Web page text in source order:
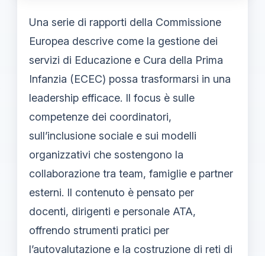
Una serie di rapporti della Commissione
Europea descrive come la gestione dei
servizi di Educazione e Cura della Prima
Infanzia (ECEC) possa trasformarsi in una
leadership efficace. Il focus è sulle
competenze dei coordinatori,
sull’inclusione sociale e sui modelli
organizzativi che sostengono la
collaborazione tra team, famiglie e partner
esterni. Il contenuto è pensato per
docenti, dirigenti e personale ATA,
offrendo strumenti pratici per
l’autovalutazione e la costruzione di reti di